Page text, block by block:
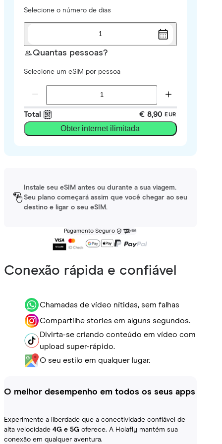
Selecione o número de dias
1
Quantas pessoas?
Selecione um eSIM por pessoa
Total € 8,90 EUR
Obter internet ilimitada
Instale seu eSIM antes ou durante a sua viagem.
Seu plano começará assim que você chegar ao seu
destino e ligar o seu eSIM.
Pagamento Seguro
Conexão rápida e confiável
Chamadas de vídeo nítidas, sem falhas
Compartilhe stories em alguns segundos.
Divirta-se criando conteúdo em vídeo com
upload super-rápido.
O seu estilo em qualquer lugar.
O melhor desempenho em todos os seus apps
Experimente a liberdade que a conectividade confiável de
alta velocidade 4G e 5G oferece. A Holafly mantém sua
conexão em qualquer aventura.